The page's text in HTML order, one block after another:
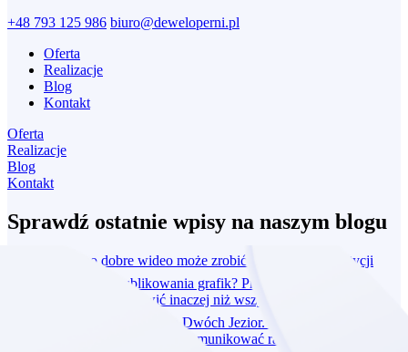
+48 793 125 986 biuro@deweloperni.pl
Oferta
Realizacje
Blog
Kontakt
Oferta
Realizacje
Blog
Kontakt
Sprawdź ostatnie wpisy na naszym blogu
Dlaczego jedno dobre wideo może zrobić dla Twojej inwestycji
więcej niż miesiąc publikowania grafik? Przeczytaj
O naturze potrafimy mówić inaczej niż wszyscy. Jak jeden spot
przerodził się w kampanię dla Dwóch Jezior.
Promocja czy desperacja? Jak komunikować rabaty, żeby klient